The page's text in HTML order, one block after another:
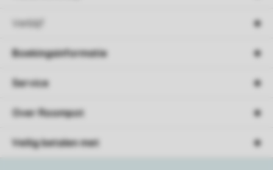
Verblijf
Boekingsinformatie
Service
Over Roompot
Veilig betalen met